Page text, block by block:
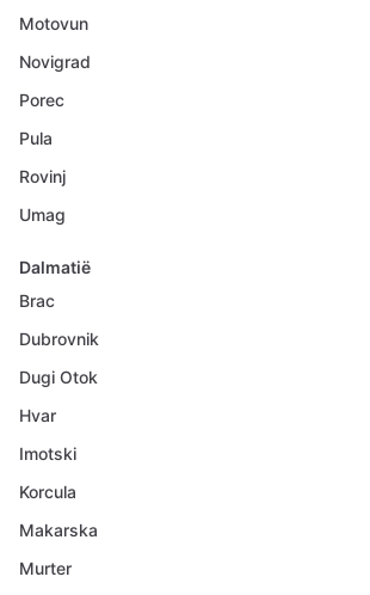
Motovun
Novigrad
Porec
Pula
Rovinj
Umag
Dalmatië
Brac
Dubrovnik
Dugi Otok
Hvar
Imotski
Korcula
Makarska
Murter